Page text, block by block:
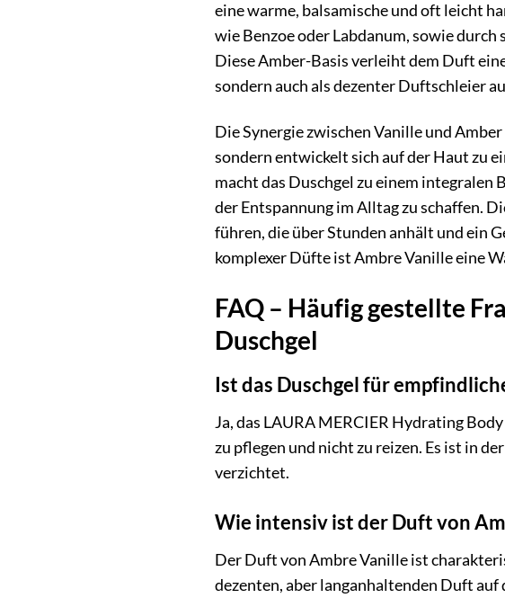
eine warme, balsamische und oft leicht
wie Benzoe oder Labdanum, sowie
Diese Amber-Basis verleiht dem Duft
sondern auch als dezenter Duftschleier
Die Synergie zwischen Vanille und
sondern entwickelt sich auf der Haut zu
macht das Duschgel zu einem
der Entspannung im Alltag zu schaffen.
führen, die über Stunden anhält und ein
komplexer Düfte ist Ambre Vanille eine
FAQ – Häufig gestellte
Duschgel
Ist das Duschgel für
Ja, das LAURA MERCIER Hydrating
zu pflegen und nicht zu reizen. Es ist in
verzichtet.
Wie intensiv ist der Duft von
Der Duft von Ambre Vanille ist
dezenten, aber langanhaltenden Duft